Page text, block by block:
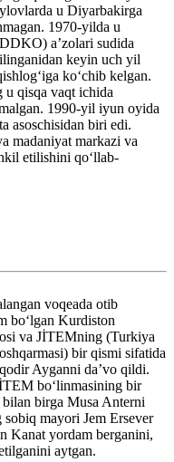
u Diyarbakirga
1970-yilda u
aʼzolari sudida
keyin uch yil
koʻchib kelgan.
u qisqa vaqt ichida
1990-yil iyun oyida
asoschisidan biri edi.
madaniyat markazi va
etilishini qoʻllab-
voqeada otib
boʻlgan Kurdiston
va JİTEMning (Turkiya
bir qismi sifatida
Ayganni daʼvo qildi.
boʻlinmasining bir
birga Musa Anterni
mayori Jem Ersever
Kanat yordam berganini,
aytgan.